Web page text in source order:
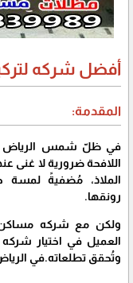
أفضل شركه
المقدمة:
في ظلّ شمس الرياض
اللافحة ضرورية لا غنى
الملاذ، مُضفيةً لمسة
رونقها.
ولكن مع شركه مساكن
العميل في اختيار شركه
وتُحقق تطلعاته.في